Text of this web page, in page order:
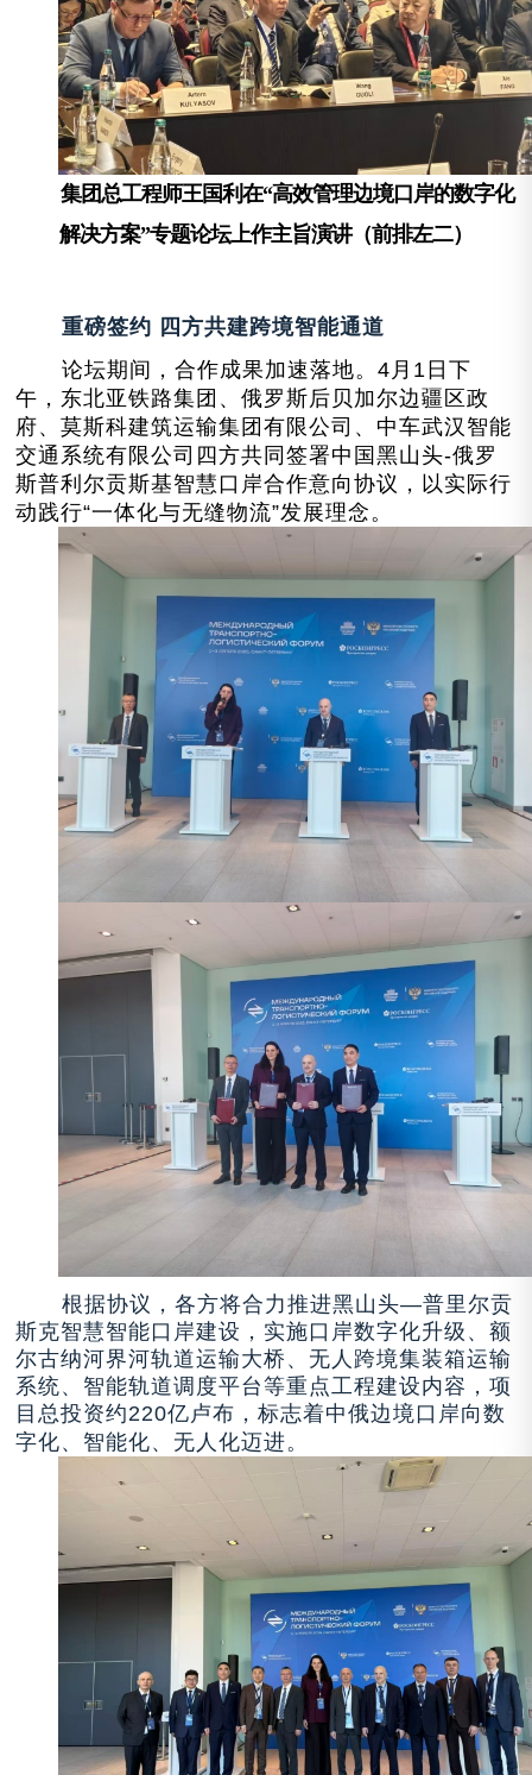
集团总工程师王国利在“高效管理边境口岸的数字化
解决方案”专题论坛上作主旨演讲（前排左二）
重磅签约 四方共建跨境智能通道
论坛期间，合作成果加速落地。4月1日下
午，东北亚铁路集团、俄罗斯后贝加尔边疆区政
府、莫斯科建筑运输集团有限公司、中车武汉智能
交通系统有限公司四方共同签署中国黑山头-俄罗
斯普利尔贡斯基智慧口岸合作意向协议，以实际行
动践行“一体化与无缝物流”发展理念。
根据协议，各方将合力推进黑山头—普里尔贡
斯克智慧智能口岸建设，实施口岸数字化升级、额
尔古纳河界河轨道运输大桥、无人跨境集装箱运输
系统、智能轨道调度平台等重点工程建设内容，项
目总投资约220亿卢布，标志着中俄边境口岸向数
字化、智能化、无人化迈进。